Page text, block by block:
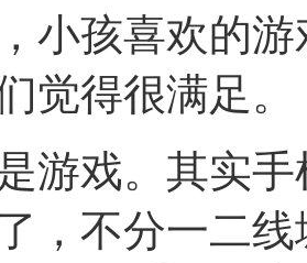
小孩喜欢的
觉得很满足。
游戏。其实
，不分一二